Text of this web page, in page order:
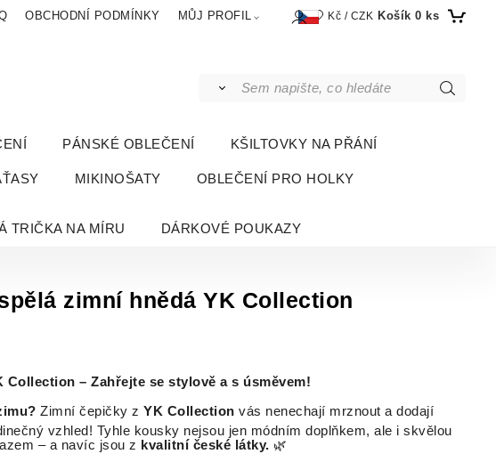
OBCHODNÍ PODMÍNKY MŮJ PROFIL Kč / CZK Košík 0 ks
PÁNSKÉ OBLEČENÍ KŠILTOVKY NA PŘÁNÍ
MIKINOŠATY OBLEČENÍ PRO HOLKY
TRIČKA NA MÍRU DÁRKOVÉ POUKAZY
zimní hnědá YK Collection
Collection – Zahřejte se stylově a s úsměvem!
Zimní čepičky z YK Collection vás nenechají mrznout a dodají
vzhled! Tyhle kousky nejsou jen módním doplňkem, ale i skvělou
– a navíc jsou z kvalitní české látky. 🌿